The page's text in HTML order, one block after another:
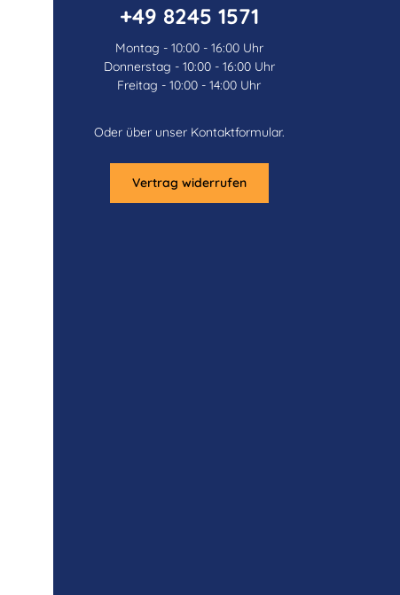
+49 8245 1571
Montag - 10:00 - 16:00 Uhr
Donnerstag - 10:00 - 16:00 Uhr
Freitag - 10:00 - 14:00 Uhr
Oder über unser Kontaktformular.
Vertrag widerrufen